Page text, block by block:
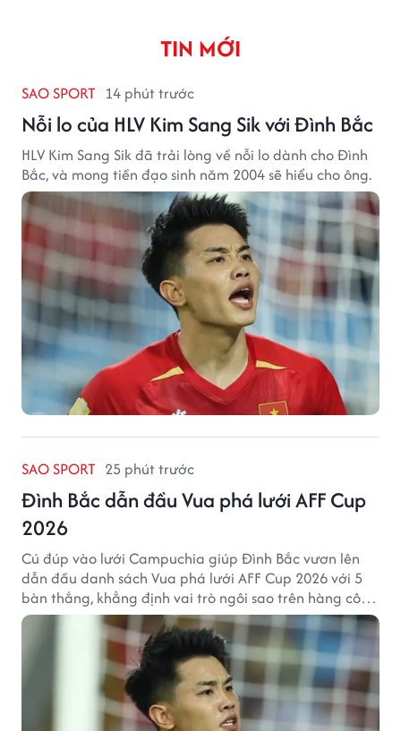
TIN MỚI
SAO SPORT 14 phút trước
Nỗi lo của HLV Kim Sang Sik với Đình Bắc
HLV Kim Sang Sik đã trải lòng về nỗi lo dành cho Đình
Bắc, và mong tiền đạo sinh năm 2004 sẽ hiểu cho ông.
SAO SPORT 25 phút trước
Đình Bắc dẫn đầu Vua phá lưới AFF Cup
2026
Cú đúp vào lưới Campuchia giúp Đình Bắc vươn lên
dẫn đầu danh sách Vua phá lưới AFF Cup 2026 với 5
bàn thắng, khẳng định vai trò ngôi sao trên hàng công
tuyển Việt Nam.